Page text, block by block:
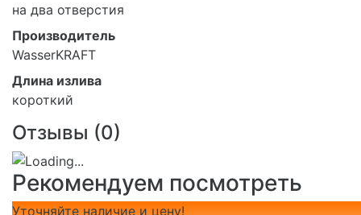
на два отверстия
Производитель
WasserKRAFT
Длина излива
короткий
Отзывы (0)
Рекомендуем посмотреть
Уточняйте наличие и цену!